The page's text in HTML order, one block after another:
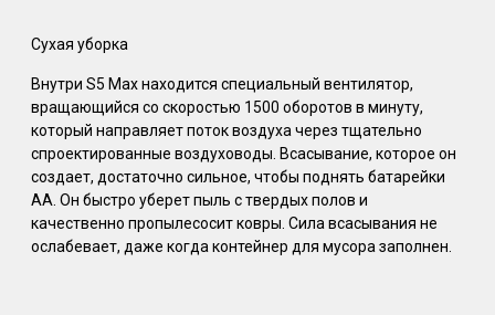
Сухая уборка
Внутри S5 Max находится специальный вентилятор,
вращающийся со скоростью 1500 оборотов в минуту,
который направляет поток воздуха через тщательно
спроектированные воздуховоды. Всасывание, которое он
создает, достаточно сильное, чтобы поднять батарейки
АА. Он быстро уберет пыль с твердых полов и
качественно пропылесосит ковры. Сила всасывания не
ослабевает, даже когда контейнер для мусора заполнен.